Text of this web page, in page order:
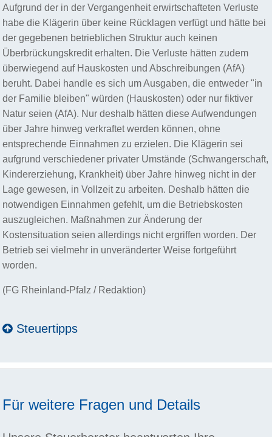
Aufgrund der in der Vergangenheit erwirtschafteten Verluste
habe die Klägerin über keine Rücklagen verfügt und hätte bei
der gegebenen betrieblichen Struktur auch keinen
Überbrückungskredit erhalten. Die Verluste hätten zudem
überwiegend auf Hauskosten und Abschreibungen (AfA)
beruht. Dabei handle es sich um Ausgaben, die entweder "in
der Familie bleiben" würden (Hauskosten) oder nur fiktiver
Natur seien (AfA). Nur deshalb hätten diese Aufwendungen
über Jahre hinweg verkraftet werden können, ohne
entsprechende Einnahmen zu erzielen. Die Klägerin sei
aufgrund verschiedener privater Umstände (Schwangerschaft,
Kindererziehung, Krankheit) über Jahre hinweg nicht in der
Lage gewesen, in Vollzeit zu arbeiten. Deshalb hätten die
notwendigen Einnahmen gefehlt, um die Betriebskosten
auszugleichen. Maßnahmen zur Änderung der
Kostensituation seien allerdings nicht ergriffen worden. Der
Betrieb sei vielmehr in unveränderter Weise fortgeführt
worden.
(FG Rheinland-Pfalz / Redaktion)
Steuertipps
Für weitere Fragen und Details